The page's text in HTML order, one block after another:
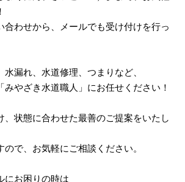
合わせから、メールでも受け付けを行っ
漏れ、水道修理、つまりなど、
みやざき水道職人」にお任せください！
、状態に合わせた最善のご提案をいたし
で、お気軽にご相談ください。
にお困りの時は